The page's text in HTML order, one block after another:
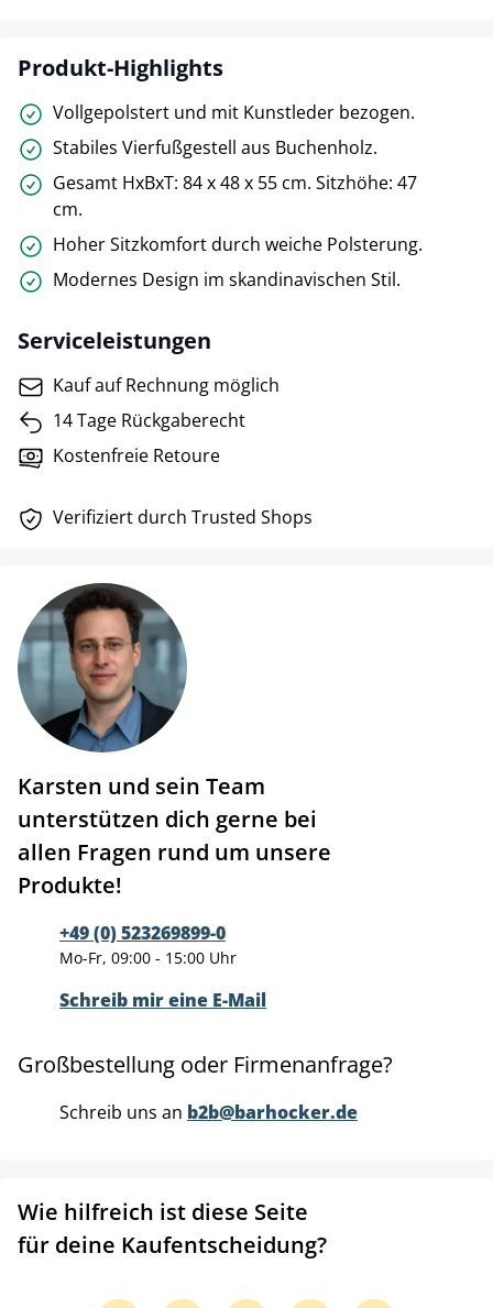
Produkt-Highlights
Vollgepolstert und mit Kunstleder bezogen.
Stabiles Vierfußgestell aus Buchenholz.
Gesamt HxBxT: 84 x 48 x 55 cm. Sitzhöhe: 47
cm.
Hoher Sitzkomfort durch weiche Polsterung.
Modernes Design im skandinavischen Stil.
Serviceleistungen
Kauf auf Rechnung möglich
14 Tage Rückgaberecht
Kostenfreie Retoure
Verifiziert durch Trusted Shops
Karsten und sein Team
unterstützen dich gerne bei
allen Fragen rund um unsere
Produkte!
+49 (0) 523269899-0
Mo-Fr, 09:00 - 15:00 Uhr
Schreib mir eine E-Mail
Großbestellung oder Firmenanfrage?
Schreib uns an b2b@barhocker.de
Wie hilfreich ist diese Seite
für deine Kaufentscheidung?